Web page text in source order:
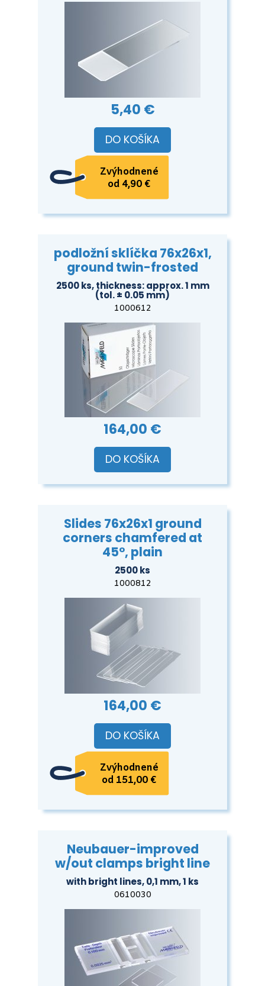
5,40 €
DO KOŠÍKA
Zvýhodnené
od 4,90 €
podložní sklíčka 76x26x1,
ground twin-frosted
2500 ks, thickness: approx. 1 mm
(tol. ± 0.05 mm)
1000612
164,00 €
DO KOŠÍKA
Slides 76x26x1 ground
corners chamfered at
45°, plain
2500 ks
1000812
164,00 €
DO KOŠÍKA
Zvýhodnené
od 151,00 €
Neubauer-improved
w/out clamps bright line
with bright lines, 0,1 mm, 1 ks
0610030